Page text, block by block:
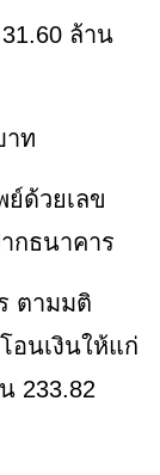
ล้าน
าท
ด้วยเลข
กธนาคาร
ตามมติ
อนเงินให้แก่
233.82